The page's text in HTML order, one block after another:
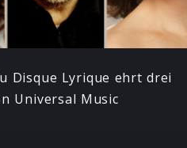
Disque Lyrique ehrt drei
Universal Music